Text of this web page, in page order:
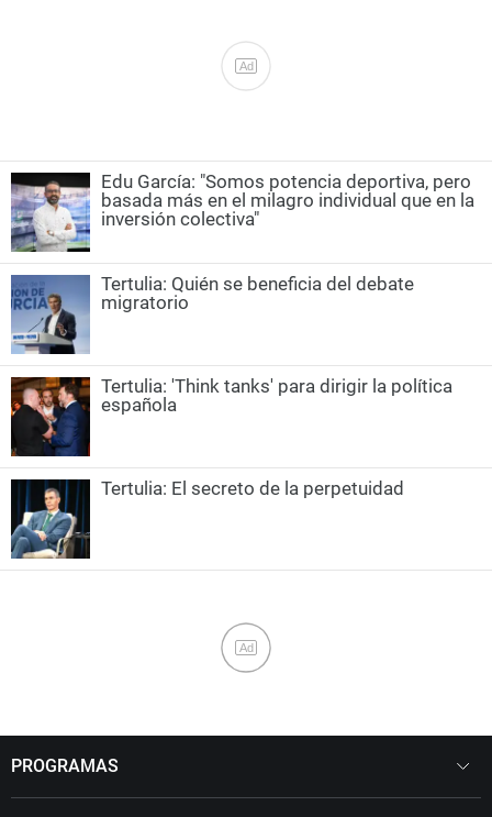
Ad
Edu García: "Somos potencia deportiva, pero
basada más en el milagro individual que en la
inversión colectiva"
Tertulia: Quién se beneficia del debate
migratorio
Tertulia: 'Think tanks' para dirigir la política
española
Tertulia: El secreto de la perpetuidad
Ad
PROGRAMAS